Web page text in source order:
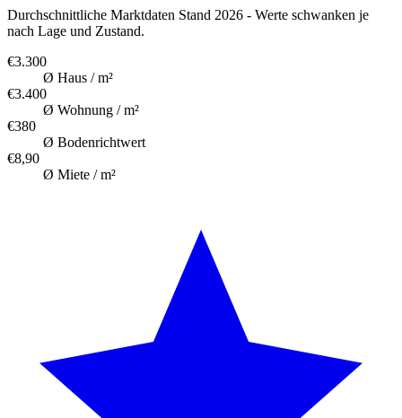
Durchschnittliche Marktdaten Stand 2026 - Werte schwanken je
nach Lage und Zustand.
€3.300
Ø Haus / m²
€3.400
Ø Wohnung / m²
€380
Ø Bodenrichtwert
€8,90
Ø Miete / m²